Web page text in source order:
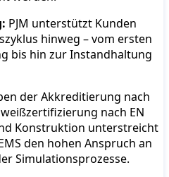
PJM unterstützt Kunden
hinweg – vom ersten
bis hin zur Instandhaltung
der Akkreditierung nach
nach EN
Konstruktion unterstreicht
den hohen Anspruch an
Simulationsprozesse.